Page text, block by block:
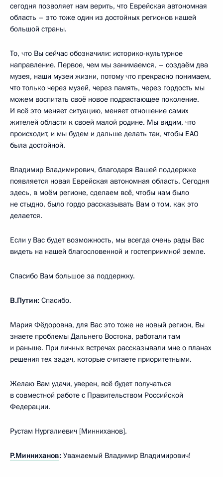
сегодня позволяет нам верить, что Еврейская автономная
область – это тоже один из достойных регионов нашей
большой страны.
То, что Вы сейчас обозначили: историко-культурное
направление. Первое, чем мы занимаемся, – создаём два
музея, наши музеи жизни, потому что прекрасно понимаем,
что только через музей, через память, через гордость мы
можем воспитать своё новое подрастающее поколение.
И всё это меняет ситуацию, меняет отношение самих
жителей области к своей малой родине. Мы видим, что
происходит, и мы будем и дальше делать так, чтобы ЕАО
была достойной.
Владимир Владимирович, благодаря Вашей поддержке
появляется новая Еврейская автономная область. Сегодня
здесь, в моём регионе, сделаем всё, чтобы нам было
не стыдно, было гордо рассказывать Вам о том, как это
делается.
Если у Вас будет возможность, мы всегда очень рады Вас
видеть на нашей благословенной и гостеприимной земле.
Спасибо Вам большое за поддержку.
В.Путин: Спасибо.
Мария Фёдоровна, для Вас это тоже не новый регион, Вы
знаете проблемы Дальнего Востока, работали там
и раньше. При личных встречах рассказывали мне о планах
решения тех задач, которые считаете приоритетными.
Желаю Вам удачи, уверен, всё будет получаться
в совместной работе с Правительством Российской
Федерации.
Рустам Нургалиевич [Минниханов].
Р.Минниханов: Уважаемый Владимир Владимирович!